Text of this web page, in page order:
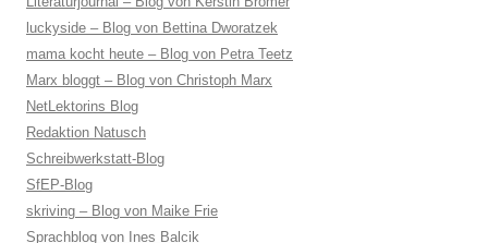
luckyside – Blog von Bettina Dworatzek
mama kocht heute – Blog von Petra Teetz
Marx bloggt – Blog von Christoph Marx
NetLektorins Blog
Redaktion Natusch
Schreibwerkstatt-Blog
SfEP-Blog
skriving – Blog von Maike Frie
Sprachblog von Ines Balcik